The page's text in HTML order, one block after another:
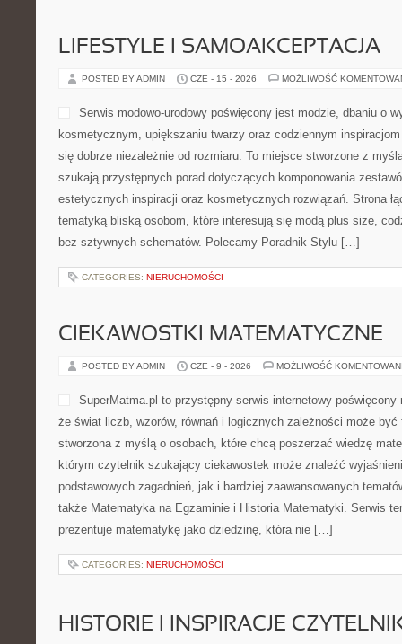
LIFESTYLE I SAMOAKCEPTACJA
POSTED BY ADMIN CZE - 15 - 2026 MOŻLIWOŚĆ
Serwis modowo-urodowy poświęcony jest modzie, dbaniu o
kosmetycznym, upiększaniu twarzy oraz codziennym
się dobrze niezależnie od rozmiaru. To miejsce stworzone z
szukają przystępnych porad dotyczących komponowania
estetycznych inspiracji oraz kosmetycznych rozwiązań. Strona
tematyką bliską osobom, które interesują się modą plus size,
bez sztywnych schematów. Polecamy Poradnik Stylu […]
CATEGORIES: NIERUCHOMOŚCI
CIEKAWOSTKI MATEMATYCZNE
POSTED BY ADMIN CZE - 9 - 2026 MOŻLIWOŚĆ
SuperMatma.pl to przystępny serwis internetowy
że świat liczb, wzorów, równań i logicznych zależności może być
stworzona z myślą o osobach, które chcą poszerzać wiedzę
którym czytelnik szukający ciekawostek może znaleźć
podstawowych zagadnień, jak i bardziej zaawansowanych
także Matematyka na Egzaminie i Historia Matematyki. Serwis
prezentuje matematykę jako dziedzinę, która nie […]
CATEGORIES: NIERUCHOMOŚCI
HISTORIE I INSPIRACJE